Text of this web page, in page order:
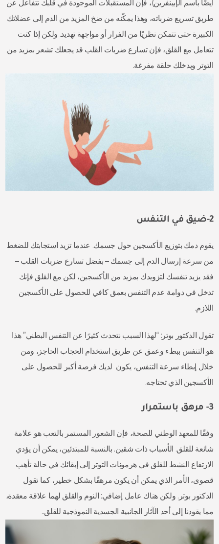
أيضًا باسم الإبينفرين)، فإن المستقبلات الموجودة في قلبك تتفاعل عن
طريق تسريع ضرباته، وهذا يمكّنه من ضخ المزيد من الدم إلى عضلاتك
الكبيرة حتى تتمكن نظريًا من الفرار أو مواجهة تهديد. ولكن إذا كنت
تتعامل مع القلق، فإن تسارع ضربات القلب قد يجعلك تشعر بمزيد من
التوتر ويدخلك حلقة مفرغة.
2-ضيق في التنفس
يقوم دمك بتوزيع الأكسجين حول جسمك. عندما تزيد استجابتك للضغط
من سرعة إرسال الدم إلى جسمك – بفضل تسارع ضربات القلب –
فقد يزيد تنفسك لتزويدك بمزيد من الأكسجين، لكن مع القلق فإنك
تدخل في دوامة عدم التنفس بعمق كافي للحصول على الأكسجين
اللازم.
تقول الدكتور بوتر: “لهذا السبب نتحدث كثيرًا عن التنفس البطني” هذا
هو التنفس ببطء وعمق عن طريق استخدام الحجاب الحاجز، ومن
خلال إبطاء سرعة التنفس، يكون لديك فرصة أكبر للحصول على
الأكسجين الذي تحتاجه.
3- مرهق باستمرار
وفقًا للمعهد الوطني للصحة، فإن الشعور المستمر بالتعب هو علامة
شائعة للقلق. الأسباب ذات شقين. بالنسبة للمبتدئين، يمكن أن يؤدي
الارتفاع النشط للقلق في هرمونات التوتر إلى إبقائك في حالة تأهب
قصوى، الأمر الذي يمكن أن يكون مرهقًا بشكل خطير، كما تقول
الدكتور بوتر. ولكن هناك عامل إضافي: النوم والقلق لهما علاقة معقدة،
مما يقودنا إلى أحد الآثار الجانبية الجسدية النموذجية للقلق..